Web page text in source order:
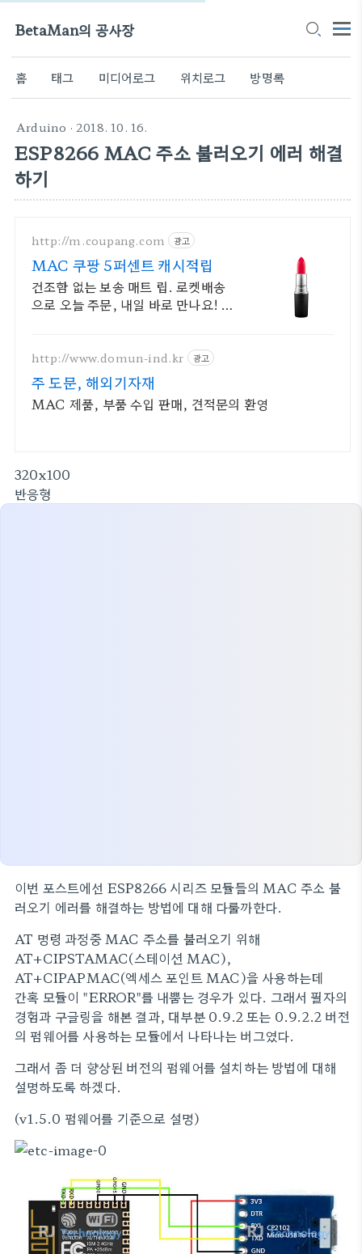
BetaMan의 공사장
홈 태그 미디어로그 위치로그 방명록
Arduino · 2018. 10. 16.
ESP8266 MAC 주소 불러오기 에러 해결
하기
http://m.coupang.com 광고
MAC 쿠팡 5퍼센트 캐시적립
건조함 없는 보송 매트 립. 로켓배송
으로 오늘 주문, 내일 바로 만나요! 쿠
http://www.domun-ind.kr 광고
주 도문, 해외기자재
MAC 제품, 부품 수입 판매, 견적문의 환영
320x100
반응형
이번 포스트에선 ESP8266 시리즈 모듈들의 MAC 주소 불
러오기 에러를 해결하는 방법에 대해 다룰까한다.
AT 명령 과정중 MAC 주소를 불러오기 위해
AT+CIPSTAMAC(스테이션 MAC),
AT+CIPAPMAC(엑세스 포인트 MAC)을 사용하는데
간혹 모듈이 "ERROR"를 내뿜는 경우가 있다. 그래서 필자의
경험과 구글링을 해본 결과, 대부분 0.9.2 또는 0.9.2.2 버전
의 펌웨어를 사용하는 모듈에서 나타나는 버그였다.
그래서 좀 더 향상된 버전의 펌웨어를 설치하는 방법에 대해
설명하도록 하겠다.
(v1.5.0 펌웨어를 기준으로 설명)